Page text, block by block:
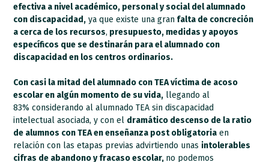
efectiva a nivel académico, personal y social del alumnado
con discapacidad, ya que existe una gran falta de concreción
a cerca de los recursos, presupuesto, medidas y apoyos
específicos que se destinarán para el alumnado con
discapacidad en los centros ordinarios.
Con casi la mitad del alumnado con TEA víctima de acoso
escolar en algún momento de su vida, llegando al
83% considerando al alumnado TEA sin discapacidad
intelectual asociada, y con el dramático descenso de la ratio
de alumnos con TEA en enseñanza post obligatoria en
relación con las etapas previas advirtiendo unas intolerables
cifras de abandono y fracaso escolar, no podemos